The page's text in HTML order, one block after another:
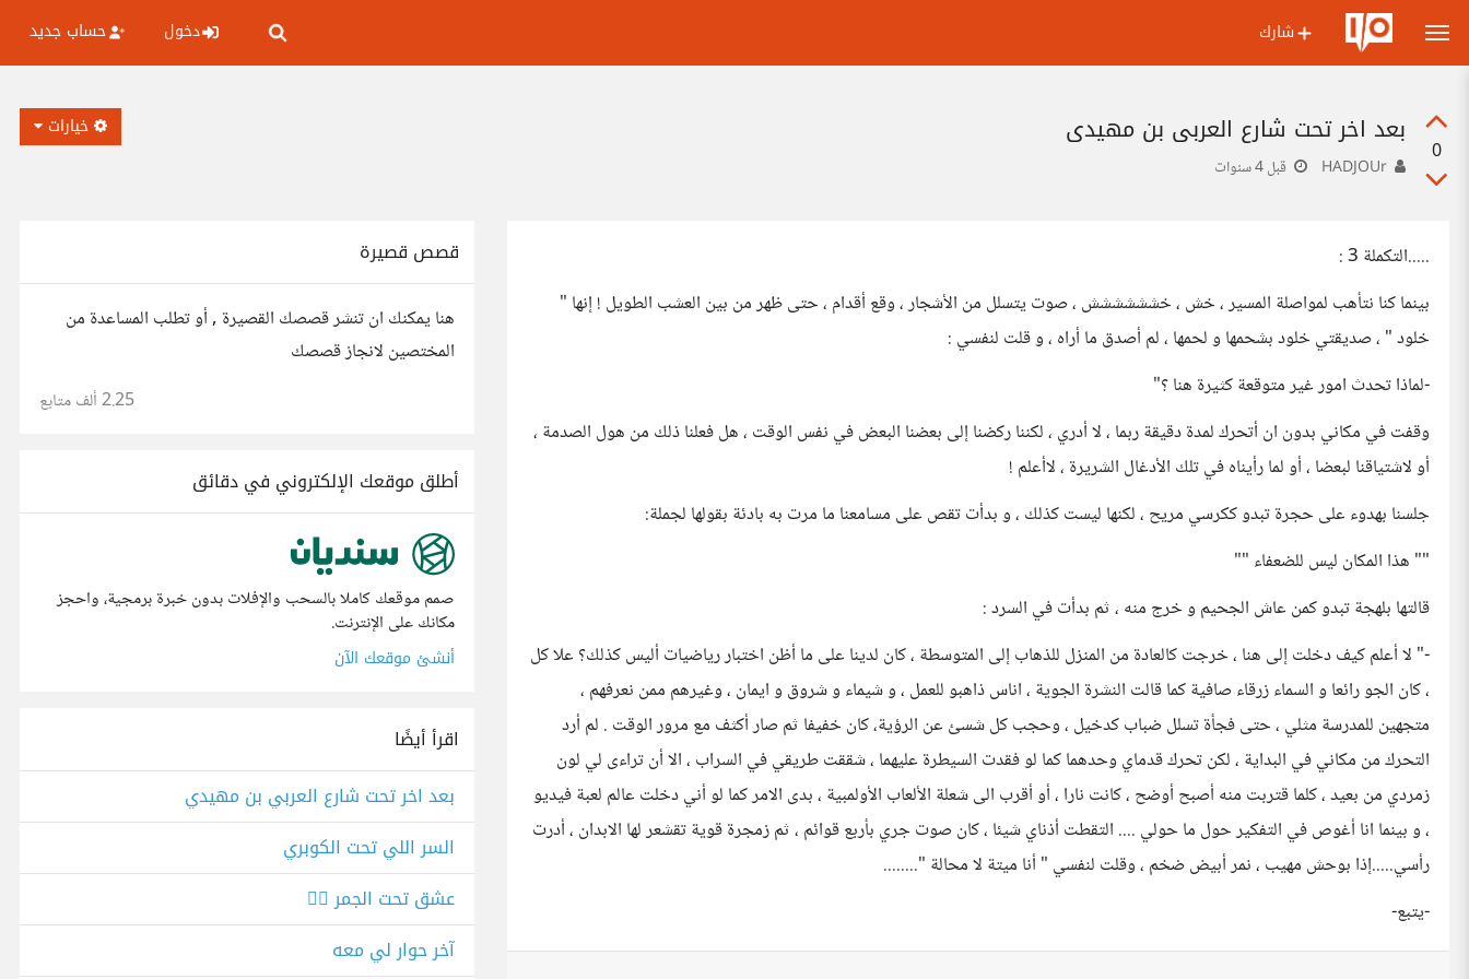
شارك دخول حساب جديد
0
بعد اخر تحت شارع العربي بن مهيدي
قبل 4 سنوات
خيارات
.....التكملة 3 :
بينما كنا نتأهب لمواصلة المسير ، خش ، خشششششش ، صوت يتسلل من الأشجار ، وقع أقدام ، حتى ظهر من بين العشب الطويل ! إنها "
خلود " ، صديقتي خلود بشحمها و لحمها ، لم أصدق ما أراه ، و قلت لنفسي :
-لماذا تحدث امور غير متوقعة كثيرة هنا ؟"
وقفت في مكاني بدون ان أتحرك لمدة دقيقة ربما ، لا أدري ، لكننا ركضنا إلى بعضنا البعض في نفس الوقت ، هل فعلنا ذلك من هول الصدمة ،
أو لاشتياقنا لبعضا ، أو لما رأيناه في تلك الأدغال الشريرة ، لاأعلم !
جلسنا بهدوء على حجرة تبدو ككرسي مريح ، لكنها ليست كذلك ، و بدأت تقص على مسامعنا ما مرت به بادئة بقولها لجملة:
"" هذا المكان ليس للضعفاء ""
قالتها بلهجة تبدو كمن عاش الجحيم و خرج منه ، ثم بدأت في السرد :
-" لا أعلم كيف دخلت إلى هنا ، خرجت كالعادة من المنزل للذهاب إلى المتوسطة ، كان لدينا على ما أظن اختبار رياضيات أليس كذلك؟ علا كل
، كان الجو رائعا و السماء زرقاء صافية كما قالت النشرة الجوية ، اناس ذاهبو للعمل ، و شيماء و شروق و ايمان ، وغيرهم ممن نعرفهم ،
متجهين للمدرسة مثلي ، حتى فجأة تسلل ضباب كدخيل ، وحجب كل شسئ عن الرؤية، كان خفيفا ثم صار أكثف مع مرور الوقت . لم أرد
التحرك من مكاني في البداية ، لكن تحرك قدماي وحدهما كما لو فقدت السيطرة عليهما ، شققت طريقي في السراب ، الا أن تراءى لي لون
زمردي من بعيد ، كلما قتربت منه أصبح أوضح ، كانت نارا ، أو أقرب الى شعلة الألعاب الأولمبية ، بدى الامر كما لو أني دخلت عالم لعبة فيديو
، و بينما انا أغوص في التفكير حول ما حولي .... التقطت أذناي شيئا ، كان صوت جري بأربع قوائم ، ثم زمجرة قوية تقشعر لها الابدان ، أدرت
رأسي.....إذا بوحش مهيب ، نمر أبيض ضخم ، وقلت لنفسي " أنا ميتة لا محالة "........
-يتبع-
قصص قصيرة
هنا يمكنك ان تنشر قصصك القصيرة , أو تطلب المساعدة من
المختصين لانجاز قصصك
2.25 ألف متابع
أطلق موقعك الإلكتروني في دقائق
صمم موقعك كاملا بالسحب والإفلات بدون خبرة برمجية، واحجز
مكانك على الإنترنت.
أنشئ موقعك الآن
اقرأ أيضًا
بعد اخر تحت شارع العربي بن مهيدي
السر اللي تحت الكوبري
عشق تحت الجمر ❤️‍🔥
آخر حوار لي معه